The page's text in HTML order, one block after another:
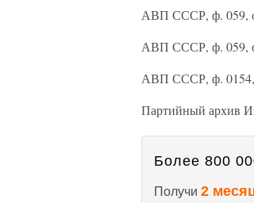
АВП СССР, ф. 059,
АВП СССР, ф. 059,
АВП СССР, ф. 0154,
Партийный архив
Более 800
Получи 2